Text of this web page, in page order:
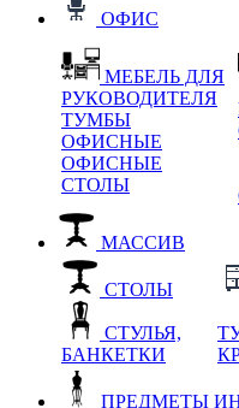
ОФИС
МЕБЕЛЬ ДЛЯ
РУКОВОДИТЕЛЯ
ТУМБЫ
ОФИСНЫЕ
ОФИСНЫЕ
СТОЛЫ
МАССИВ
СТОЛЫ
СТУЛЬЯ,
БАНКЕТКИ
ПРЕДМЕТЫ